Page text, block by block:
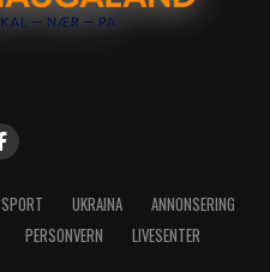
SPORT UKRAINA
ANNONSERING
PERSONVERN LIVESENTER